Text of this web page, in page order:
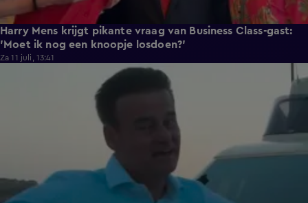
Harry Mens krijgt pikante vraag van Business Class-gast:
'Moet ik nog een knoopje losdoen?'
Za 11 juli, 13:41